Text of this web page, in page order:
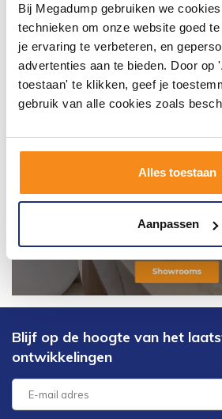
Bij Megadump gebruiken we
technieken om onze website goed
je ervaring te verbeteren, en
advertenties aan te bieden. Door op
toestaan' te klikken, geef je
gebruik van alle cookies zoals
Alles toestaan
Aanpassen
Blijf op de hoogte van het
ontwikkelingen